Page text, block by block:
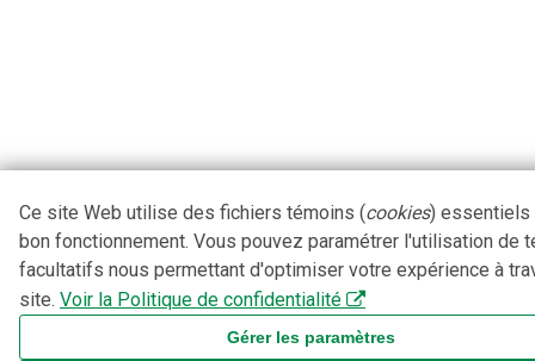
Ce site Web utilise des fichiers témoins (cookies) essentiels
bon fonctionnement. Vous pouvez paramétrer l'utilisation de
facultatifs nous permettant d'optimiser votre expérience à
site. Voir la Politique de confidentialité
Gérer les paramètres